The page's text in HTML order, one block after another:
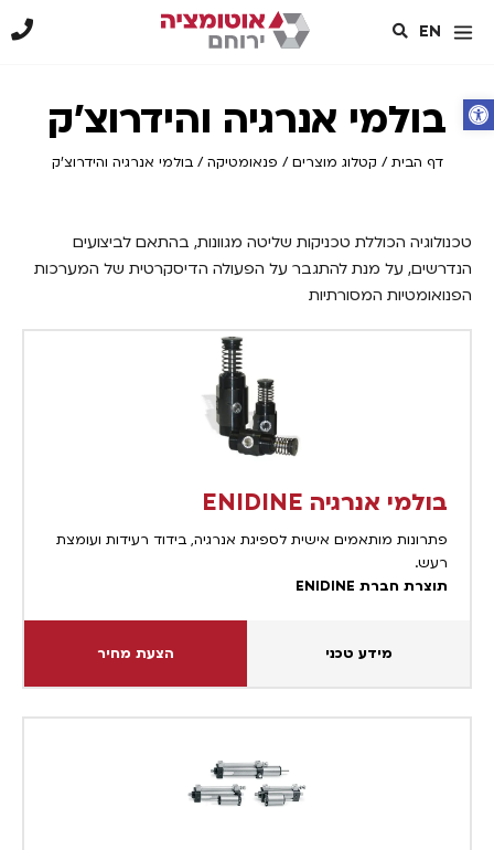
פתח סרגל נגישות
EN
בולמי אנרגיה והידרוצ'ק
דף הבית/ קטלוג מוצרים/ פנאומטיקה/בולמי אנרגיה והידרוצ'ק
טכנולוגיה הכוללת טכניקות שליטה מגוונות, בהתאם לביצועים
הנדרשים, על מנת להתגבר על הפעולה הדיסקרטית של המערכות
הפנואומטיות המסורתיות
בולמי אנרגיה ENIDINE
פתרונות מותאמים אישית לספיגת אנרגיה, בידוד רעידות ועומצת
רעש.
תוצרת חברת ENIDINE
מידע טכני הצעת מחיר